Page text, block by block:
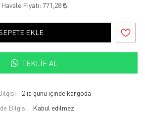
Havale Fiyatı: 771,28
EKLE
TEKLIF AL
2 iş günü içinde kargoda
Bilgisi: